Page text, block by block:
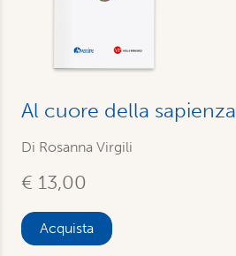
Al cuore della sapienza
Di Rosanna Virgili
€ 13,00
Acquista